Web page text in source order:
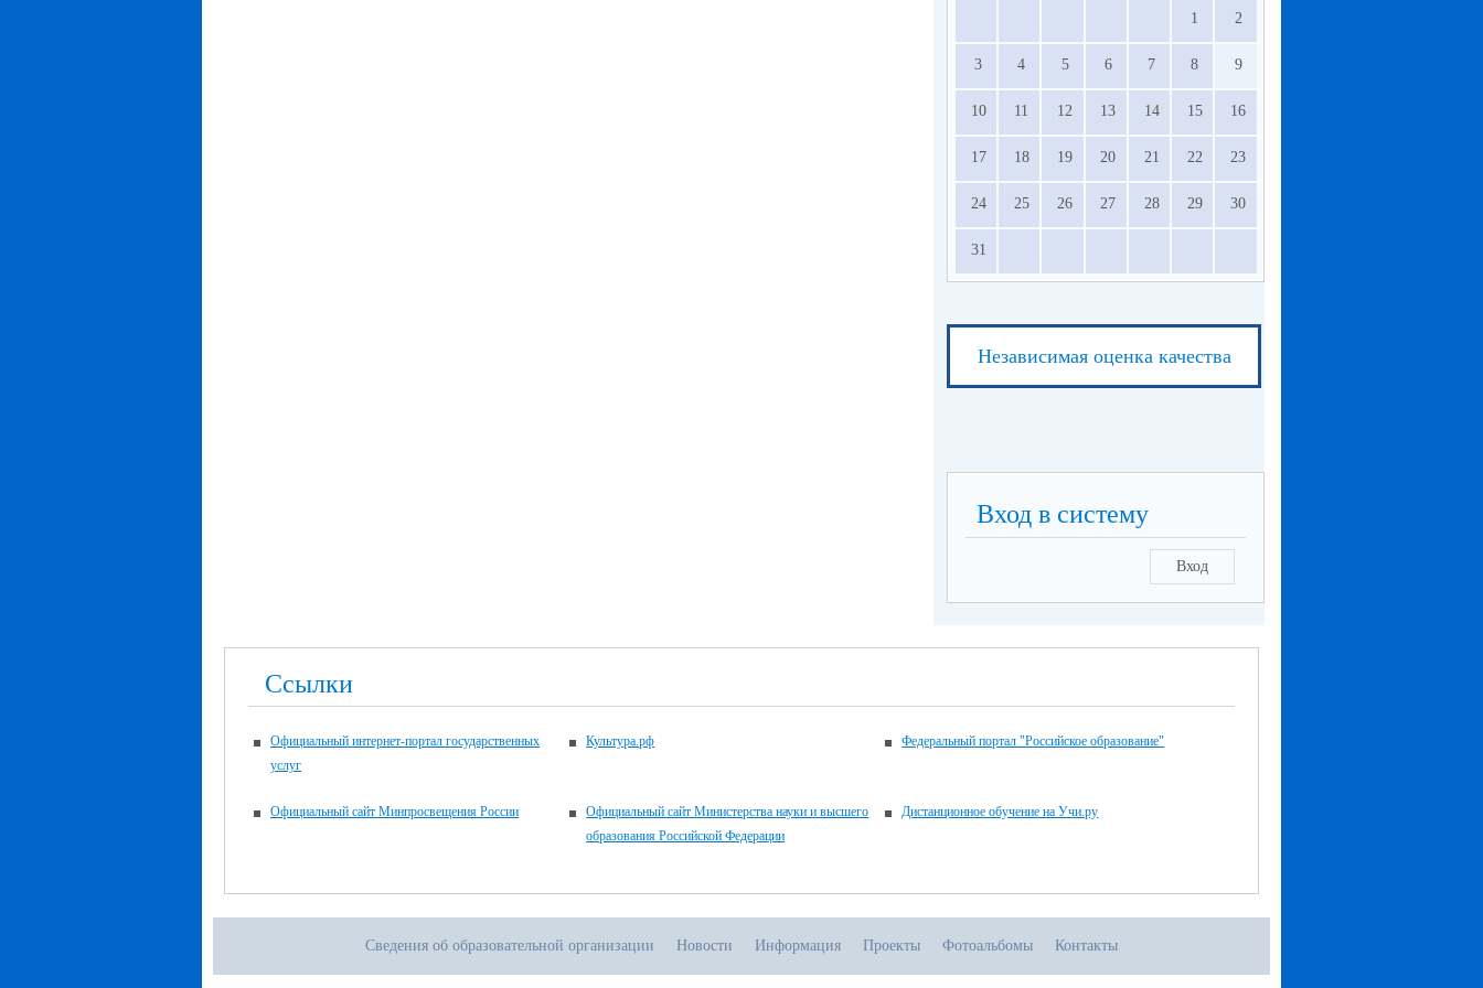
1 2
3 4 5 6 7 8 9
10 11 12 13 14 15 16
17 18 19 20 21 22 23
24 25 26 27 28 29 30
31
Независимая оценка качества
Вход в систему
Вход
Ссылки
Официальный интернет-портал государственных
услуг
Культура.рф Федеральный портал "Российское образование"
Официальный сайт Минпросвещения России
Официальный сайт Министерства науки и высшего
образования Российской Федерации
Дистанционное обучение на Учи.ру
Сведения об образовательной организации Новости Информация Проекты Фотоальбомы Контакты